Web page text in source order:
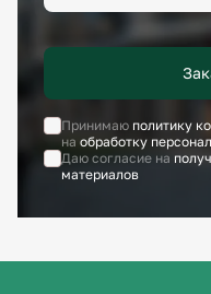
Принимаю политику
на обработку
Даю согласие на
материалов